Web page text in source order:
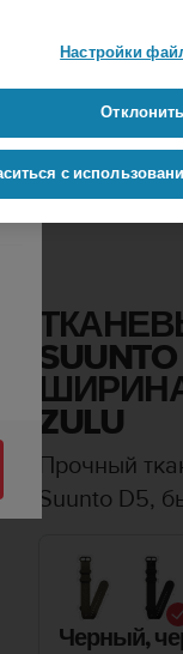
ZULU
Прочный
Suunto D5,
Черный,
Настройки
с